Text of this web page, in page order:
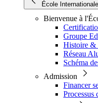
École
Bienvenue à
Groupe
Histoire &
Réseau
Schéma
Admission
Financer
Processus